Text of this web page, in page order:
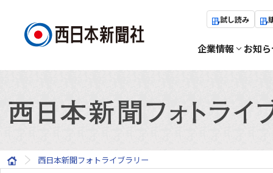
試し読み
企業情報 お知
西日本新聞フォトライブラリー